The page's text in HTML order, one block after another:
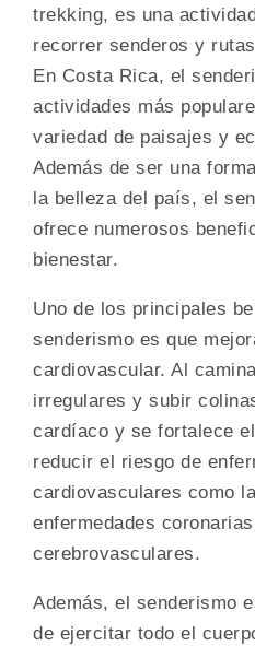
trekking, es una
recorrer senderos y
En Costa Rica, el
actividades más
variedad de paisajes y
Además de ser una
la belleza del país, el
ofrece numerosos
bienestar.
Uno de los principales
senderismo es que
cardiovascular. Al
irregulares y subir
cardíaco y se fortalece
reducir el riesgo de
cardiovasculares como
enfermedades
cerebrovasculares.
Además, el senderismo
de ejercitar todo el